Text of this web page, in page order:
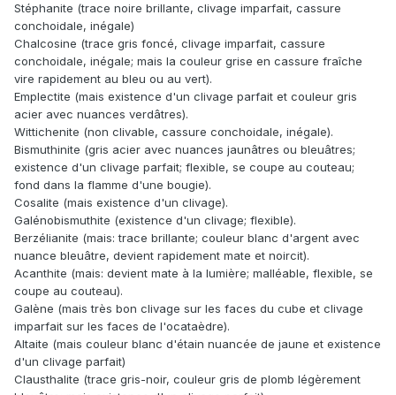
Stéphanite (trace noire brillante, clivage imparfait, cassure
conchoidale, inégale)
Chalcosine (trace gris foncé, clivage imparfait, cassure
conchoidale, inégale; mais la couleur grise en cassure fraîche
vire rapidement au bleu ou au vert).
Emplectite (mais existence d'un clivage parfait et couleur gris
acier avec nuances verdâtres).
Wittichenite (non clivable, cassure conchoidale, inégale).
Bismuthinite (gris acier avec nuances jaunâtres ou bleuâtres;
existence d'un clivage parfait; flexible, se coupe au couteau;
fond dans la flamme d'une bougie).
Cosalite (mais existence d'un clivage).
Galénobismuthite (existence d'un clivage; flexible).
Berzélianite (mais: trace brillante; couleur blanc d'argent avec
nuance bleuâtre, devient rapidement mate et noircit).
Acanthite (mais: devient mate à la lumière; malléable, flexible, se
coupe au couteau).
Galène (mais très bon clivage sur les faces du cube et clivage
imparfait sur les faces de l'ocataèdre).
Altaite (mais couleur blanc d'étain nuancée de jaune et existence
d'un clivage parfait)
Clausthalite (trace gris-noir, couleur gris de plomb légèrement